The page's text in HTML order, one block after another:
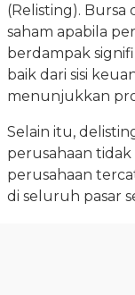
(Relisting).
saham apabila
berdampak
baik dari sisi
menunjukkan
Selain itu,
perusahaan
perusahaan
di seluruh pasar